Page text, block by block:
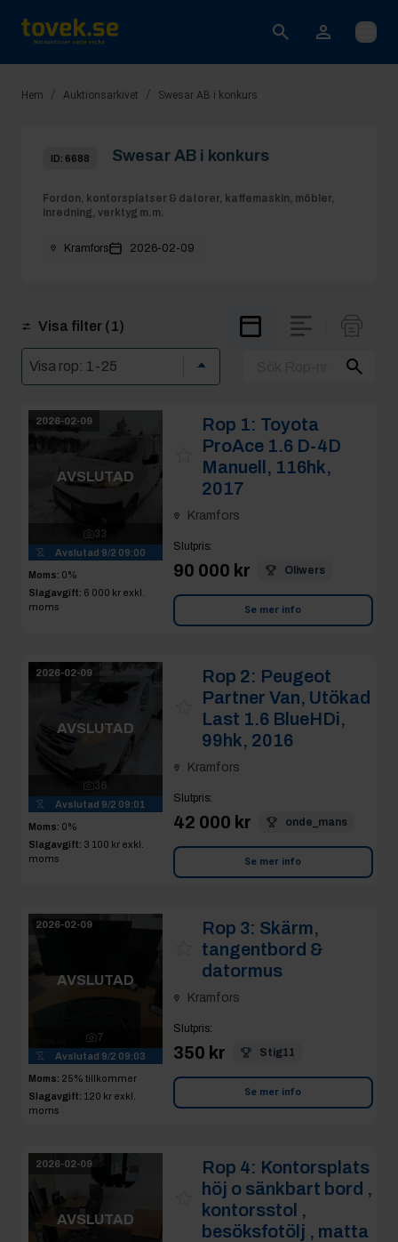
Öppna
Hem / Auktionsarkivet / Swesar AB i konkurs
ID: 6688 Swesar AB i konkurs
Fordon, kontorsplatser & datorer, kaffemaskin, möbler,
inredning, verktyg m.m.
Kramfors 2026-02-09
Visa filter (1)
2026-02-09
AVSLUTAD
33
Avslutad 9/2 09:00
Moms: 0%
Slagavgift: 6 000 kr exkl.
moms
Rop 1: Toyota
ProAce 1.6 D-4D
Manuell, 116hk,
2017
Kramfors
Slutpris:
90 000 kr Oliwers
Se mer info
2026-02-09
AVSLUTAD
36
Avslutad 9/2 09:01
Moms: 0%
Slagavgift: 3 100 kr exkl.
moms
Rop 2: Peugeot
Partner Van, Utökad
Last 1.6 BlueHDi,
99hk, 2016
Kramfors
Slutpris:
42 000 kr onde_mans
Se mer info
2026-02-09
AVSLUTAD
7
Avslutad 9/2 09:03
Moms: 25% tillkommer
Slagavgift: 120 kr exkl.
moms
Rop 3: Skärm,
tangentbord &
datormus
Kramfors
Slutpris:
350 kr Stig11
Se mer info
2026-02-09
AVSLUTAD
Rop 4: Kontorsplats
höj o sänkbart bord ,
kontorsstol ,
besöksfotölj , matta